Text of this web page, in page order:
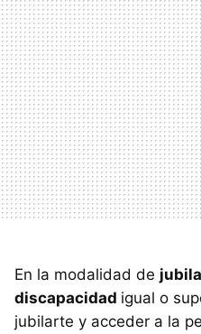
En la modalidad de
discapacidad igual o
jubilarte y acceder a la